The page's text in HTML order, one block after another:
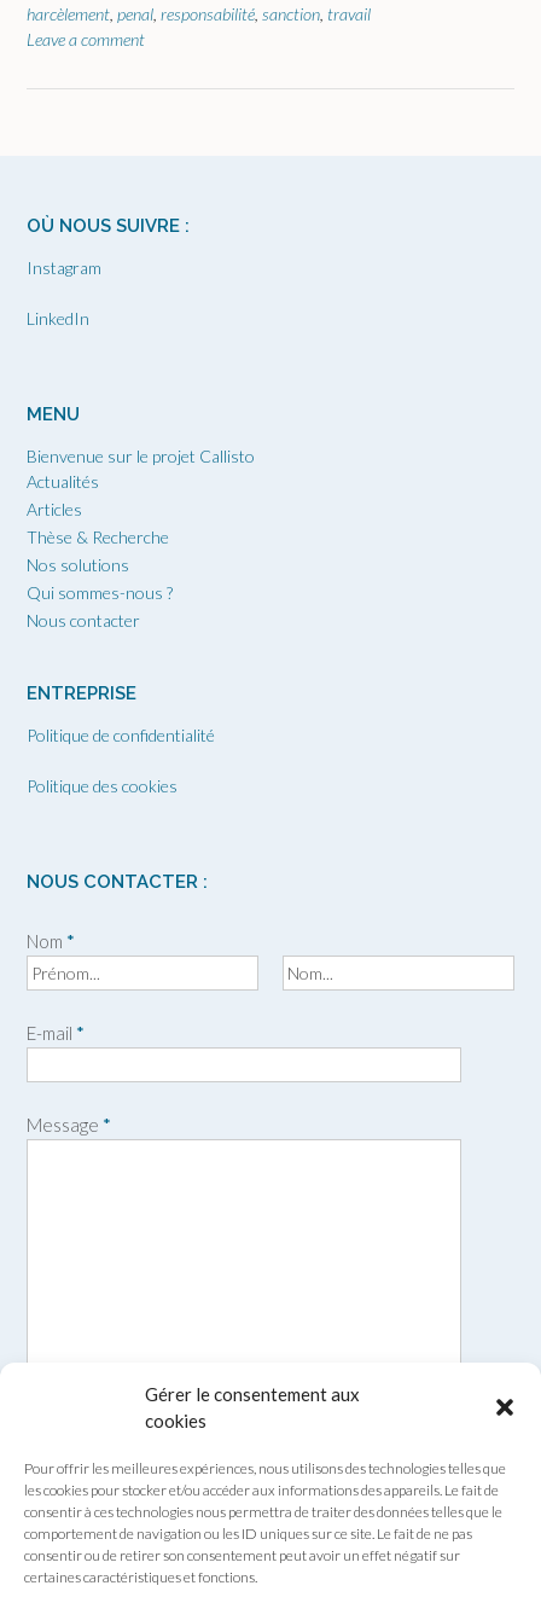
Gérer le consentement aux
cookies
Pour offrir les meilleures expériences, nous utilisons des technologies telles que
les cookies pour stocker et/ou accéder aux informations des appareils. Le fait de
consentir à ces technologies nous permettra de traiter des données telles que le
comportement de navigation ou les ID uniques sur ce site. Le fait de ne pas
consentir ou de retirer son consentement peut avoir un effet négatif sur
certaines caractéristiques et fonctions.
harcèlement penal responsabilité sanction travail
Leave a comment
OÙ NOUS SUIVRE :
Instagram
LinkedIn
MENU
Bienvenue sur le projet Callisto
Actualités
Articles
Thèse & Recherche
Nos solutions
Qui sommes-nous ?
Nous contacter
ENTREPRISE
Politique de confidentialité
Politique des cookies
NOUS CONTACTER :
Nom *
é
E-mail *
Message *